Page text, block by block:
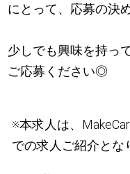
にとって、応募の決
少しでも興味を持っ
ご応募ください◎
※本求人は、
での求人ご紹介とな